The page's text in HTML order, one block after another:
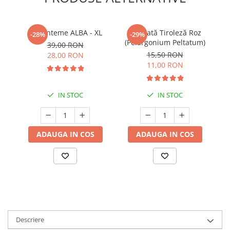
-28%
Crizanteme ALBA - XL
39,00 RON
28,00 RON
IN STOC
ADAUGA IN COS
-29%
Mușcată Tiroleză Roz
(Pelargonium Peltatum)
15,50 RON
11,00 RON
IN STOC
ADAUGA IN COS
Descriere